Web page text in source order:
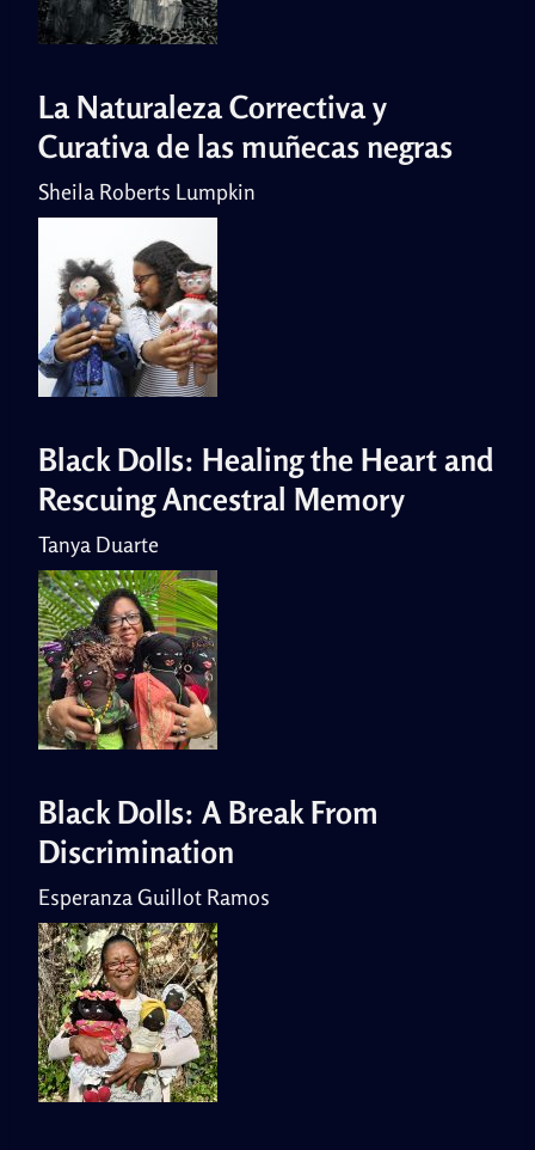
La Naturaleza Correctiva y
Curativa de las muñecas negras
Sheila Roberts Lumpkin
Black Dolls: Healing the Heart and
Rescuing Ancestral Memory
Tanya Duarte
Black Dolls: A Break From
Discrimination
Esperanza Guillot Ramos